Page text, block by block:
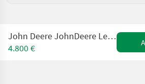
John Deere JohnDeere Lenksystem Autotrac 200 Universal mit
4.800 €